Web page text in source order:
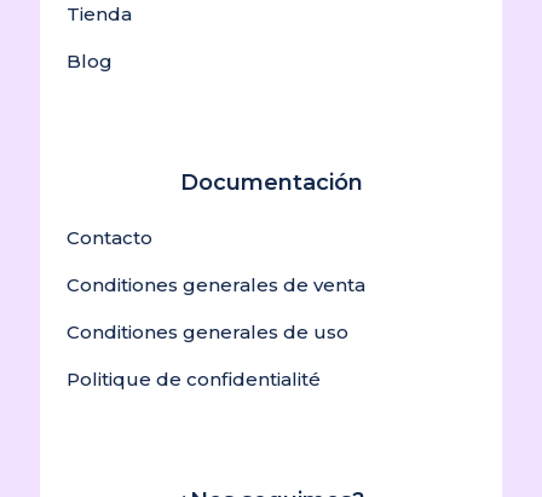
Tienda
Blog
Documentación
Contacto
Conditiones generales de venta
Conditiones generales de uso
Politique de confidentialité